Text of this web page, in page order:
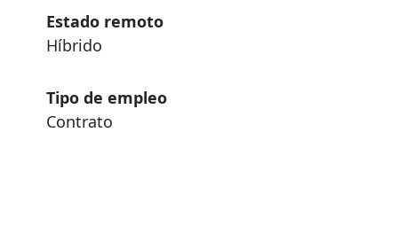
Estado remoto
Híbrido
Tipo de empleo
Contrato